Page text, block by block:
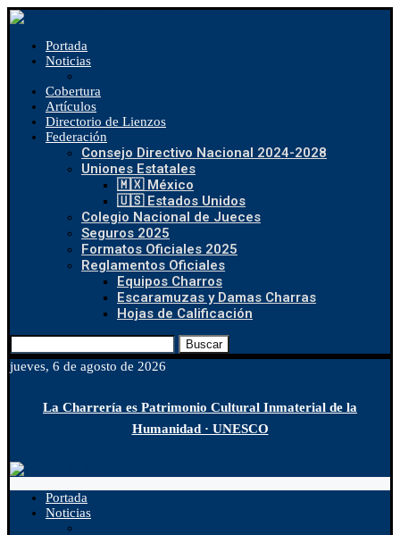
Portada
Noticias
Cobertura
Artículos
Directorio de Lienzos
Federación
Consejo Directivo Nacional 2024-2028
Uniones Estatales
🇲🇽 México
🇺🇸 Estados Unidos
Colegio Nacional de Jueces
Seguros 2025
Formatos Oficiales 2025
Reglamentos Oficiales
Equipos Charros
Escaramuzas y Damas Charras
Hojas de Calificación
Buscar
jueves, 6 de agosto de 2026
La Charrería es Patrimonio Cultural Inmaterial de la
Humanidad · UNESCO
Portada
Noticias